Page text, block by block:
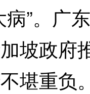
病”。广
坡政府
堪重负